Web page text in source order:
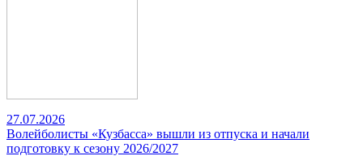
27.07.2026
Волейболисты «Кузбасса» вышли из отпуска и начали
подготовку к сезону 2026/2027